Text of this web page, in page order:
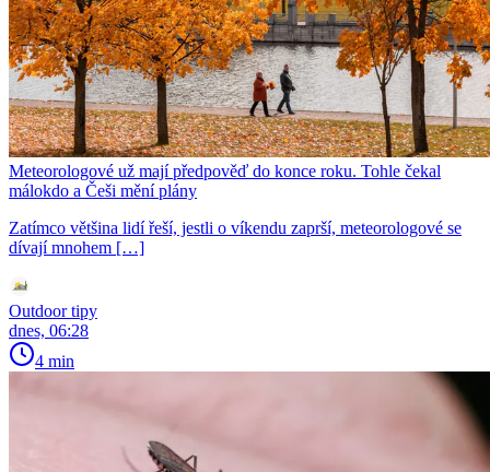
Meteorologové už mají předpověď do konce roku. Tohle čekal
málokdo a Češi mění plány
Zatímco většina lidí řeší, jestli o víkendu zaprší, meteorologové se
dívají mnohem […]
Outdoor tipy
dnes, 06:28
4 min